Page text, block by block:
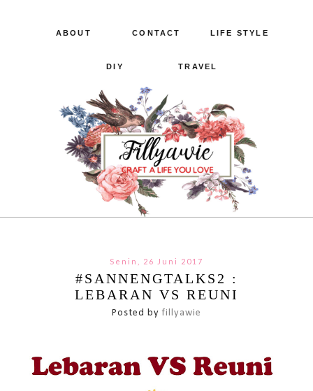
ABOUT CONTACT LIFE STYLE
DIY TRAVEL
Senin, 26 Juni 2017
#SANNENGTALKS2 :
LEBARAN VS REUNI
Posted byfillyawie